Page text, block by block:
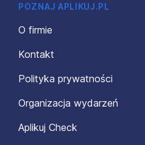
POZNAJ APLIKUJ.PL
O firmie
Kontakt
Polityka prywatności
Organizacja wydarzeń
Aplikuj Check